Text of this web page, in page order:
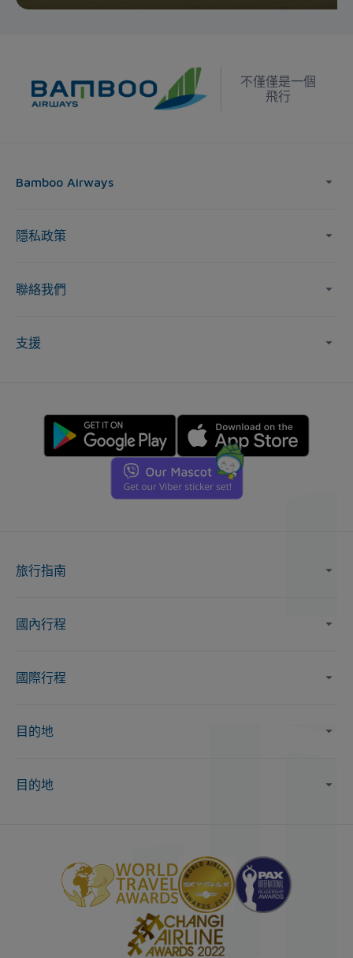
不僅僅是一個
飛行
Bamboo Airways
隱私政策
聯絡我們
支援
旅行指南
國內行程
國際行程
目的地
目的地